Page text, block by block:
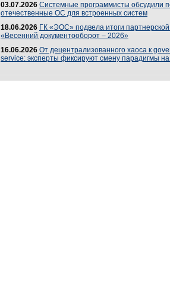
03.07.2026 Системные программисты обсудили
отечественные ОС для встроенных систем
18.06.2026 ГК «ЭОС» подвела итоги
«Весенний документооборот – 2026»
16.06.2026 От децентрализованного хаоса к
service: эксперты фиксируют смену парадигмы